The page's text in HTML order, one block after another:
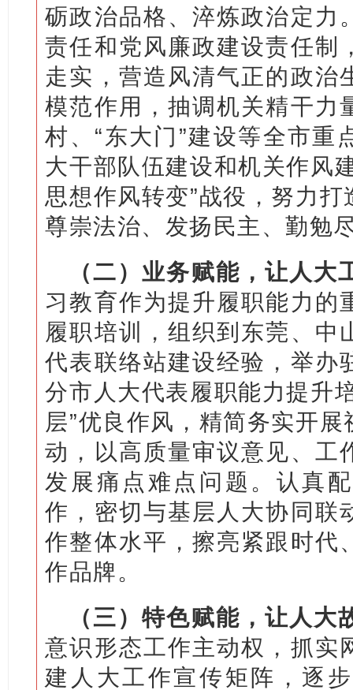
砺政治品格、淬炼政治定力
责任和党风廉政建设责任制
走实，营造风清气正的政治
模范作用，抽调机关精干力
村、“东大门”建设等全市重
大干部队伍建设和机关作风
思想作风转变”战役，努力
尊崇法治、发扬民主、勤勉
（二）业务赋能，让人大
习教育作为提升履职能力的
履职培训，组织到东莞、中
代表联络站建设经验，举办
分市人大代表履职能力提升
层”优良作风，精简务实开
动，以高质量审议意见、工
发展痛点难点问题。认真
作，密切与基层人大协同联
作整体水平，擦亮紧跟时代
作品牌。
（三）特色赋能，让人大
意识形态工作主动权，抓实
建人大工作宣传矩阵，逐